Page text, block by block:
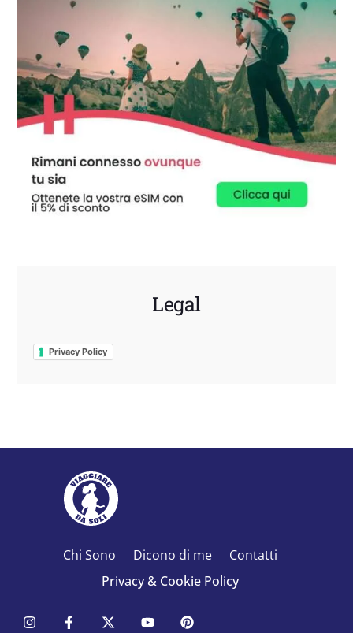
Legal
Privacy Policy
Chi Sono Dicono di me
Contatti
Privacy & Cookie Policy